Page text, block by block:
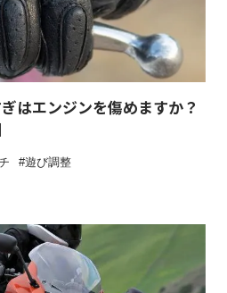
はエンジンを傷めますか？
遊び調整